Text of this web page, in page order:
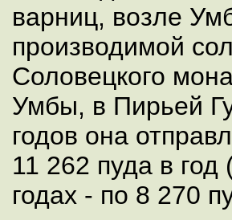
варниц, возле
производимой
Соловецкого
Умбы, в Пирьей
годов она
11 262 пуда в
годах - по 8 270